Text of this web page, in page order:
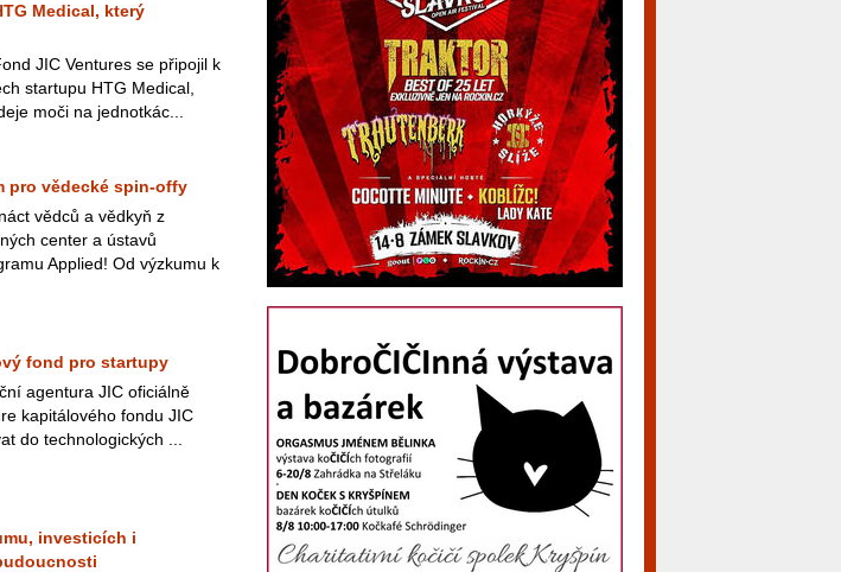
Medical, který
JIC Ventures se připojil k
startupu HTG Medical,
moči na jednotkác...
pro vědecké spin-offy
vědců a vědkyň z
center a ústavů
Applied! Od výzkumu k
fond pro startupy
agentura JIC oficiálně
kapitálového fondu JIC
do technologických ...
investicích i